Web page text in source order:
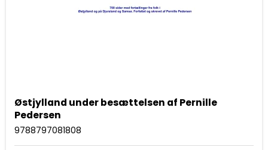
Østjylland under besættelsen af Pernille
Pedersen
9788797081808